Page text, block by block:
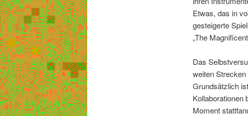
Etwas, das in
gesteigerte
„The
Das
weiten
Grundsätzlich
Kollaborationen
Moment